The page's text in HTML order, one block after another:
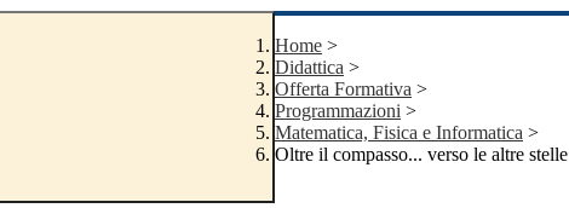
Home >
Didattica >
Offerta Formativa >
Programmazioni >
Matematica, Fisica e Informatica >
Oltre il compasso... verso le altre stelle